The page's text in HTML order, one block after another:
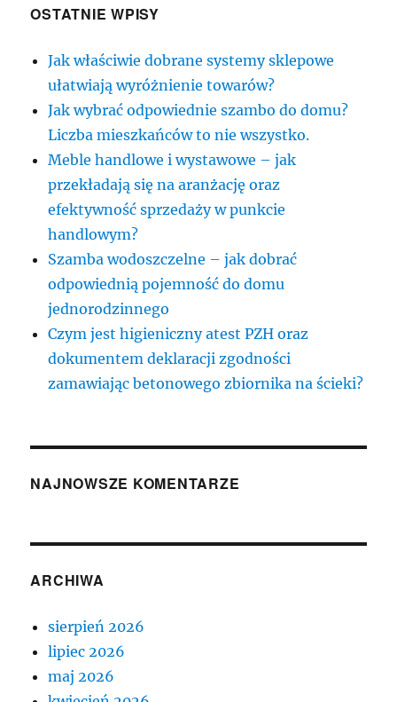
OSTATNIE WPISY
Jak właściwie dobrane systemy sklepowe
ułatwiają wyróżnienie towarów?
Jak wybrać odpowiednie szambo do domu?
Liczba mieszkańców to nie wszystko.
Meble handlowe i wystawowe – jak
przekładają się na aranżację oraz
efektywność sprzedaży w punkcie
handlowym?
Szamba wodoszczelne – jak dobrać
odpowiednią pojemność do domu
jednorodzinnego
Czym jest higieniczny atest PZH oraz
dokumentem deklaracji zgodności
zamawiając betonowego zbiornika na ścieki?
NAJNOWSZE KOMENTARZE
ARCHIWA
sierpień 2026
lipiec 2026
maj 2026